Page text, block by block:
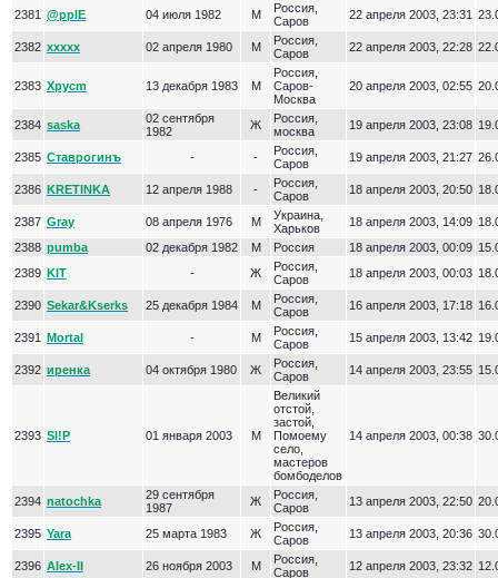
2381 @pplE 04 июля 1982 М
Россия,
Саров
22 апреля 2003, 23:31
2382 xxxxx 02 апреля 1980 М
Россия,
Саров
22 апреля 2003, 22:28
2383 Xpycm 13 декабря 1983 М
Россия,
Саров-
Москва
20 апреля 2003, 02:55
2384 saska
02 сентября
1982
Ж
Россия,
москва
19 апреля 2003, 23:08
2385 Ставрогинъ - -
Россия,
Саров
19 апреля 2003, 21:27
2386 KRETINKA 12 апреля 1988 -
Россия,
Саров
18 апреля 2003, 20:50
2387 Gray 08 апреля 1976 М
Украина,
Харьков
18 апреля 2003, 14:09
2388 pumba 02 декабря 1982 М Россия 18 апреля 2003, 00:09
2389 KIT - Ж
Россия,
Саров
18 апреля 2003, 00:03
2390 Sekar&Kserks 25 декабря 1984 М
Россия,
Саров
16 апреля 2003, 17:18
2391 Mortal - М
Россия,
Саров
15 апреля 2003, 13:42
2392 иренка 04 октября 1980 Ж
Россия,
Саров
14 апреля 2003, 23:55
2393 Sl!P 01 января 2003 М
Великий
отстой,
застой,
Помоему
село,
мастеров
бомбоделов
14 апреля 2003, 00:38
2394 natochka
29 сентября
1987
Ж
Россия,
Саров
13 апреля 2003, 22:50
2395 Yara 25 марта 1983 Ж
Россия,
Саров
13 апреля 2003, 20:36
2396 Alex-II 26 ноября 2003 М
Россия,
Саров
12 апреля 2003, 23:32